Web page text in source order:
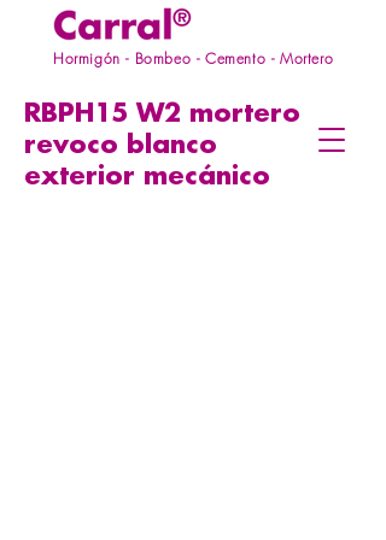
Hormigón - Bombeo - Cemento - Mortero
RBPH15 W2 mortero
revoco blanco
exterior mecánico